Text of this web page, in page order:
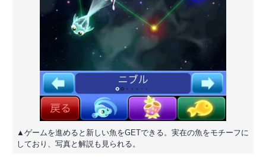
▲ゲームを進めると新しい魚をGETできる。実在の魚をモチーフに
しており、写真と解説も見られる。